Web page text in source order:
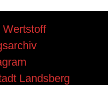
Wertstoff
Landsberg